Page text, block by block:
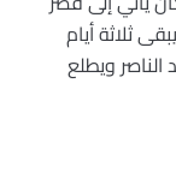
ثلاثة أيام
ويطلع